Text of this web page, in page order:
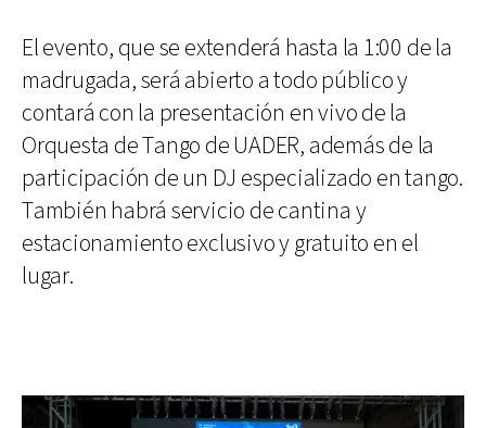
El evento, que se extenderá hasta la 1:00 de la
madrugada, será abierto a todo público y
contará con la presentación en vivo de la
Orquesta de Tango de UADER, además de la
participación de un DJ especializado en tango.
También habrá servicio de cantina y
estacionamiento exclusivo y gratuito en el
lugar.